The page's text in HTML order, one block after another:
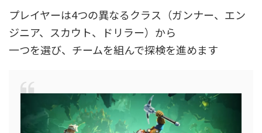
プレイヤーは4つの異なるクラス（ガンナー、エン
ジニア、スカウト、ドリラー）から
一つを選び、チームを組んで探検を進めます